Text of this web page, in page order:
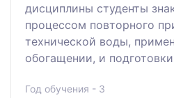
дисциплины студенты
процессом повторного
технической воды,
обогащении, и
Год обучения - 3